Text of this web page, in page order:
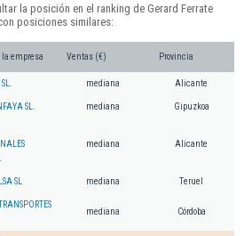
la posición en el ranking de Gerard Ferrate
posiciones similares:
la empresa Ventas (€) Provincia
mediana Alicante
SL. mediana Gipuzkoa
mediana Alicante
SL mediana Teruel
mediana Córdoba